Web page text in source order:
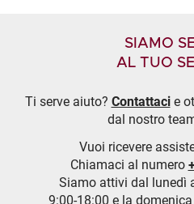
SIAMO
AL TUO
Ti serve aiuto? Contattacie
dal nostro
Vuoi ricevere
Chiamaci al numero
Siamo attivi dal lunedì
9:00-18:00 e la